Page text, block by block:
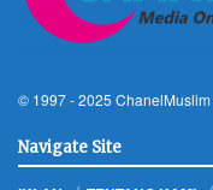
© 1997 - 2025 ChanelMuslim
Navigate Site